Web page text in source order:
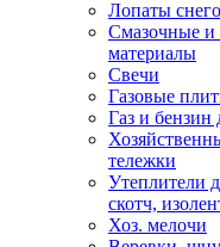
Лопаты
Смазочные и
материалы
Свечи
Газовые
Газ и бензин
тележки
Утеплители
скотч,
Хоз. мелочи